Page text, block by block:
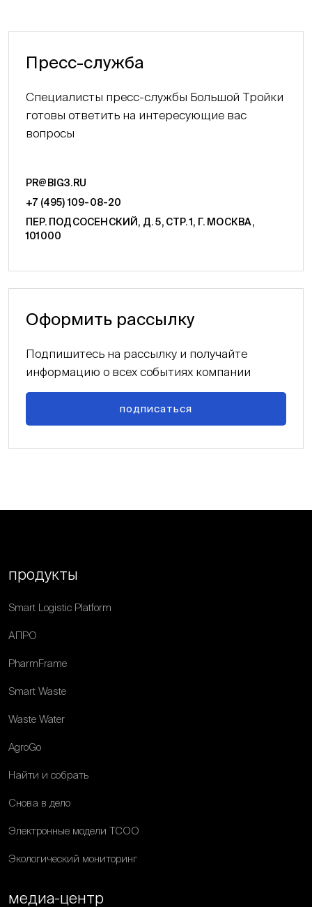
Пресс-служба
Специалисты пресс-службы Большой Тройки
готовы ответить на интересующие вас
вопросы
PR@BIG3.RU
+7 (495) 109-08-20
ПЕР. ПОДСОСЕНСКИЙ, Д. 5, СТР. 1, Г. МОСКВА,
101000
Оформить рассылку
Подпишитесь на рассылку и получайте
информацию о всех событиях компании
подписаться
продукты
Smart Logistic Platform
АПРО
PharmFrame
Smart Waste
Waste Water
AgroGo
Найти и собрать
Снова в дело
Электронные модели ТСОО
Экологический мониторинг
медиа-центр